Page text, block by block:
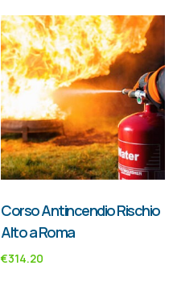
Corso Antincendio Rischio
Alto a Roma
€314.20